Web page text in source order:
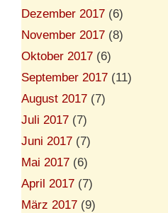
Dezember 2017 (6)
November 2017 (8)
Oktober 2017 (6)
September 2017 (11)
August 2017 (7)
Juli 2017 (7)
Juni 2017 (7)
Mai 2017 (6)
April 2017 (7)
März 2017 (9)